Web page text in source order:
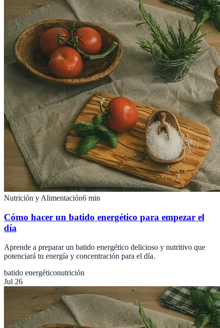
Nutrición y Alimentación6 min
Cómo hacer un batido energético para empezar el
día
Aprende a preparar un batido energético delicioso y nutritivo que
potenciará tu energía y concentración para el día.
batido energéticonutrición
Jul 26